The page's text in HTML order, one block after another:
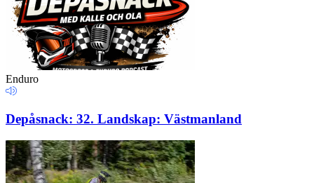
Enduro
Depåsnack: 32. Landskap: Västmanland